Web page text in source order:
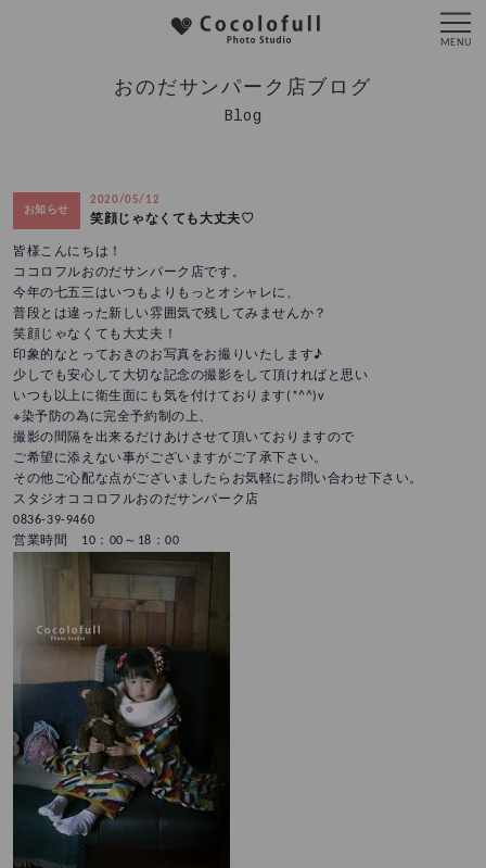
おのだサンパーク店ブログ
Blog
お知らせ
2020/05/12
笑顔じゃなくても大丈夫♡
皆様こんにちは！
ココロフルおのだサンパーク店です。
今年の七五三はいつもよりもっとオシャレに、
普段とは違った新しい雰囲気で残してみませんか？
笑顔じゃなくても大丈夫！
印象的なとっておきのお写真をお撮りいたします♪
少しでも安心して大切な記念の撮影をして頂ければと思い
いつも以上に衛生面にも気を付けております(*^^)v
※染予防の為に完全予約制の上、
撮影の間隔を出来るだけあけさせて頂いておりますので
ご希望に添えない事がございますがご了承下さい。
その他ご心配な点がございましたらお気軽にお問い合わせ下さい。
スタジオココロフルおのだサンパーク店
0836-39-9460
営業時間 10：00～18：00